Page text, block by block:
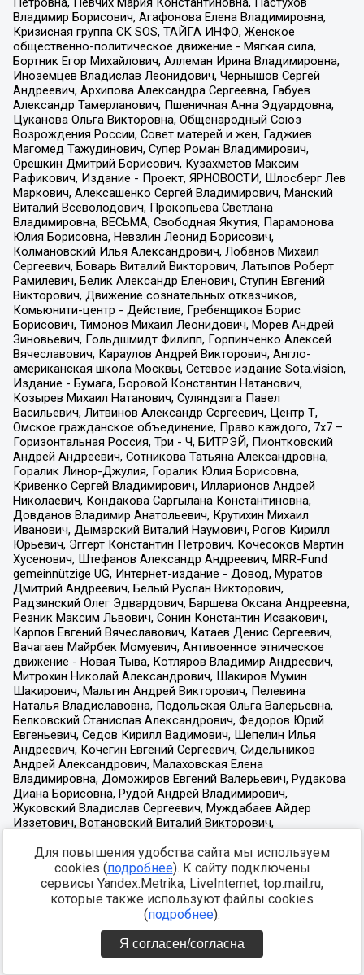
Для повышения удобства сайта мы используем
cookies (подробнее). К сайту подключены
сервисы Yandex.Metrika, LiveInternet, top.mail.ru,
которые также используют файлы cookies
(подробнее).
Я согласен/согласна